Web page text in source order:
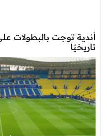
أندية توجت بالبطولات
تاريخيًا